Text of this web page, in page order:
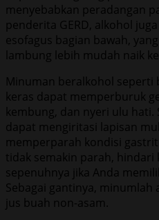
menyebabkan peradangan
penderita GERD, alkohol
esofagus bagian bawah,
lambung lebih mudah naik
Minuman beralkohol seperti
keras dapat memperburuk
kembung, dan nyeri ulu hati.
dapat mengiritasi lapisan
memperparah kondisi
tidak semakin parah, hindari
sepenuhnya jika Anda
Sebagai gantinya,
jus buah non-asam.